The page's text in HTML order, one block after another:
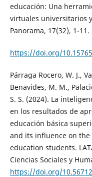
educación: Una
virtuales universitarios
Panorama, 17(32), 1-11.
https://doi.org/
Párraga Rocero, W. J.,
Benavides, M. M.,
S. S. (2024). La
en los resultados de
educación básica
and its influence on
education students.
Ciencias Sociales y
https://doi.org/